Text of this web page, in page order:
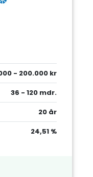
- 200.000 kr
36 - 120 mdr.
20 år
24,51 %